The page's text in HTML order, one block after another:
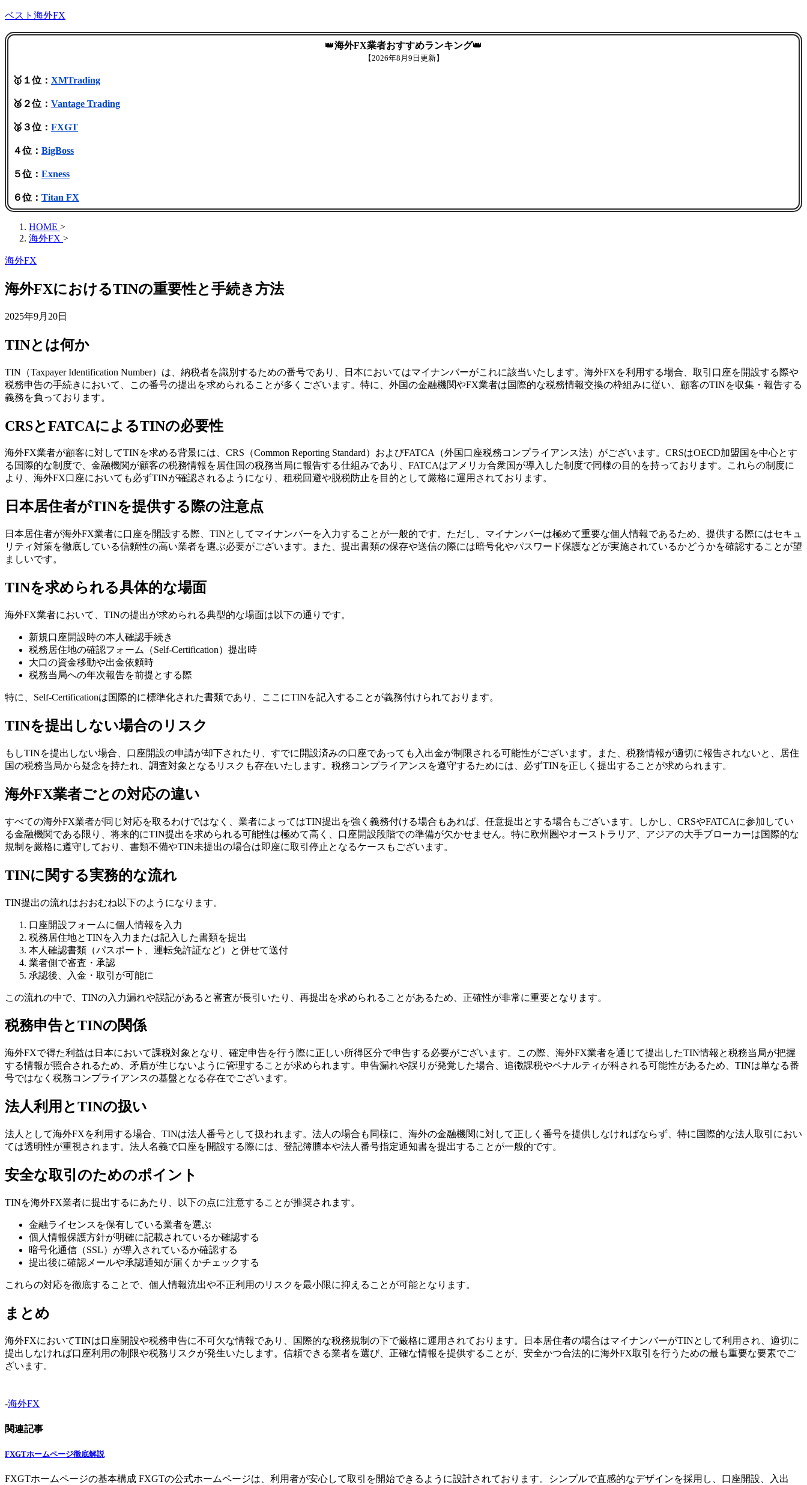
ベスト海外FX
👑海外FX業者おすすめランキング👑
【2026年8月9日更新】
🥇１位： XMTrading
🥈２位： Vantage Trading
🥉３位： FXGT
４位： BigBoss
５位： Exness
６位： Titan FX
HOME >
海外FX >
海外FX
海外FXにおけるTINの重要性と手続き方法
2025年9月20日
TINとは何か
TIN（Taxpayer Identification Number）は、納税者を識別するための番号であり、日本においてはマイナンバーがこれに該当いたします。海外FXを利用する場合、取引口座を開設する際や
税務申告の手続きにおいて、この番号の提出を求められることが多くございます。特に、外国の金融機関やFX業者は国際的な税務情報交換の枠組みに従い、顧客のTINを収集・報告する
義務を負っております。
CRSとFATCAによるTINの必要性
海外FX業者が顧客に対してTINを求める背景には、CRS（Common Reporting Standard）およびFATCA（外国口座税務コンプライアンス法）がございます。CRSはOECD加盟国を中心とす
る国際的な制度で、金融機関が顧客の税務情報を居住国の税務当局に報告する仕組みであり、FATCAはアメリカ合衆国が導入した制度で同様の目的を持っております。これらの制度に
より、海外FX口座においても必ずTINが確認されるようになり、租税回避や脱税防止を目的として厳格に運用されております。
日本居住者がTINを提供する際の注意点
日本居住者が海外FX業者に口座を開設する際、TINとしてマイナンバーを入力することが一般的です。ただし、マイナンバーは極めて重要な個人情報であるため、提供する際にはセキュ
リティ対策を徹底している信頼性の高い業者を選ぶ必要がございます。また、提出書類の保存や送信の際には暗号化やパスワード保護などが実施されているかどうかを確認することが望
ましいです。
TINを求められる具体的な場面
海外FX業者において、TINの提出が求められる典型的な場面は以下の通りです。
新規口座開設時の本人確認手続き
税務居住地の確認フォーム（Self-Certification）提出時
大口の資金移動や出金依頼時
税務当局への年次報告を前提とする際
特に、Self-Certificationは国際的に標準化された書類であり、ここにTINを記入することが義務付けられております。
TINを提出しない場合のリスク
もしTINを提出しない場合、口座開設の申請が却下されたり、すでに開設済みの口座であっても入出金が制限される可能性がございます。また、税務情報が適切に報告されないと、居住
国の税務当局から疑念を持たれ、調査対象となるリスクも存在いたします。税務コンプライアンスを遵守するためには、必ずTINを正しく提出することが求められます。
海外FX業者ごとの対応の違い
すべての海外FX業者が同じ対応を取るわけではなく、業者によってはTIN提出を強く義務付ける場合もあれば、任意提出とする場合もございます。しかし、CRSやFATCAに参加してい
る金融機関である限り、将来的にTIN提出を求められる可能性は極めて高く、口座開設段階での準備が欠かせません。特に欧州圏やオーストラリア、アジアの大手ブローカーは国際的な
規制を厳格に遵守しており、書類不備やTIN未提出の場合は即座に取引停止となるケースもございます。
TINに関する実務的な流れ
TIN提出の流れはおおむね以下のようになります。
口座開設フォームに個人情報を入力
税務居住地とTINを入力または記入した書類を提出
本人確認書類（パスポート、運転免許証など）と併せて送付
業者側で審査・承認
承認後、入金・取引が可能に
この流れの中で、TINの入力漏れや誤記があると審査が長引いたり、再提出を求められることがあるため、正確性が非常に重要となります。
税務申告とTINの関係
海外FXで得た利益は日本において課税対象となり、確定申告を行う際に正しい所得区分で申告する必要がございます。この際、海外FX業者を通じて提出したTIN情報と税務当局が把握
する情報が照合されるため、矛盾が生じないように管理することが求められます。申告漏れや誤りが発覚した場合、追徴課税やペナルティが科される可能性があるため、TINは単なる番
号ではなく税務コンプライアンスの基盤となる存在でございます。
法人利用とTINの扱い
法人として海外FXを利用する場合、TINは法人番号として扱われます。法人の場合も同様に、海外の金融機関に対して正しく番号を提供しなければならず、特に国際的な法人取引におい
ては透明性が重視されます。法人名義で口座を開設する際には、登記簿謄本や法人番号指定通知書を提出することが一般的です。
安全な取引のためのポイント
TINを海外FX業者に提出するにあたり、以下の点に注意することが推奨されます。
金融ライセンスを保有している業者を選ぶ
個人情報保護方針が明確に記載されているか確認する
暗号化通信（SSL）が導入されているか確認する
提出後に確認メールや承認通知が届くかチェックする
これらの対応を徹底することで、個人情報流出や不正利用のリスクを最小限に抑えることが可能となります。
まとめ
海外FXにおいてTINは口座開設や税務申告に不可欠な情報であり、国際的な税務規制の下で厳格に運用されております。日本居住者の場合はマイナンバーがTINとして利用され、適切に
提出しなければ口座利用の制限や税務リスクが発生いたします。信頼できる業者を選び、正確な情報を提供することが、安全かつ合法的に海外FX取引を行うための最も重要な要素でご
ざいます。
-海外FX
関連記事
FXGTホームページ徹底解説
FXGTホームページの基本構成 FXGTの公式ホームページは、利用者が安心して取引を開始できるように設計されております。シンプルで直感的なデザインを採用し、口座開設、入出